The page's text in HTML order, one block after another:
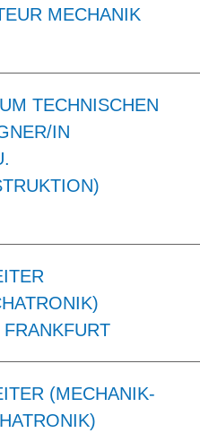
MECHANIK
TECHNISCHEN
IN
(MECHANIK-